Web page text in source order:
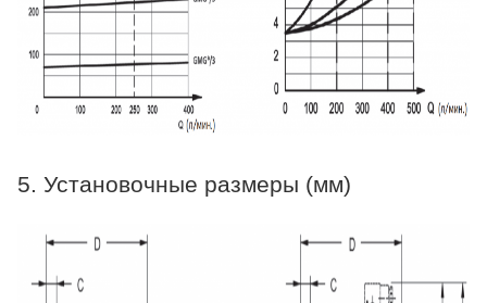
5. Установочные размеры (мм)